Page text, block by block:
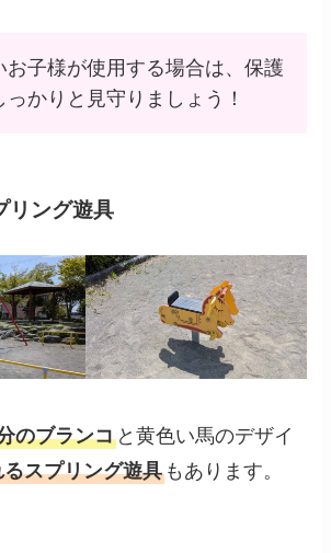
お子様が使用する場合は、保護
っかりと見守りましょう！
リング遊具
のブランコ と黄色い馬のデザイ
スプリング遊具 もあります。